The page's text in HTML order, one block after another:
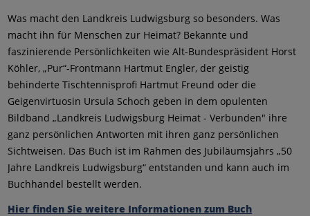
Was macht den Landkreis Ludwigsburg so besonders. Was
macht ihn für Menschen zur Heimat? Bekannte und
faszinierende Persönlichkeiten wie Alt-Bundespräsident Horst
Köhler, „Pur“-Frontmann Hartmut Engler, der geistig
behinderte Tischtennisprofi Hartmut Freund oder die
Geigenvirtuosin Ursula Schoch geben in dem opulenten
Bildband „Landkreis Ludwigsburg Heimat - Verbunden" ihre
ganz persönlichen Antworten mit ihren ganz persönlichen
Sichtweisen. Das Buch ist im Rahmen des Jubiläumsjahrs „50
Jahre Landkreis Ludwigsburg“ entstanden und kann auch im
Buchhandel bestellt werden.
Hier finden Sie weitere Informationen zum Buch